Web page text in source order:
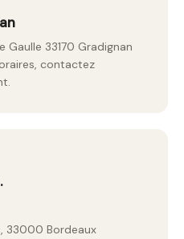
Gaulle 33170 Gradignan
contactez
33000 Bordeaux